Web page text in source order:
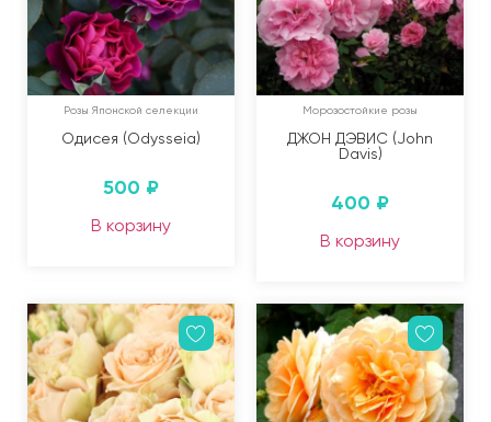
Розы Японской селекции
Одисея (Odysseia)
500 ₽
В корзину
Морозостойкие розы
ДЖОН ДЭВИС (John
Davis)
400 ₽
В корзину